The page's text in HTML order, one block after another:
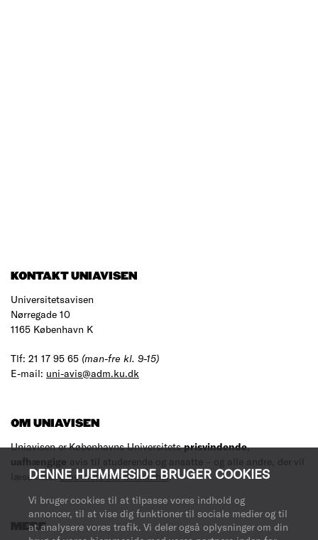
DENNE HJEMMESIDE BRUGER COOKIES
Vi bruger cookies til at tilpasse vores indhold og
annoncer, til at vise dig funktioner til sociale medier og til
at analysere vores trafik. Vi deler også oplysninger om din
KONTAKT UNIAVISEN
Universitetsavisen
Nørregade 10
1165 København K
Tlf: 21 17 95 65 (man-fre kl. 9-15)
E-mail: uni-avis@adm.ku.dk
OM UNIAVISEN
Uniavisen er Københavns Universitetsprisvindende,
uafhængige avis til studerende og ansatte – og alle andre, der vil
læse med.Læs mere om avisen her.
MERE